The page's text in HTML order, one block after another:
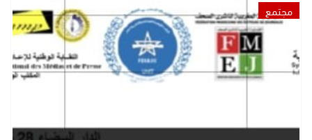
مجتمع